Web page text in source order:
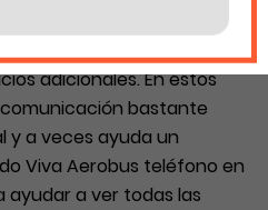
pueden surgir dudas
de vuelo el equipaje los
adicionales. En estos
bastante
a veces ayuda un
Viva Aerobus teléfono en
a ver todas las